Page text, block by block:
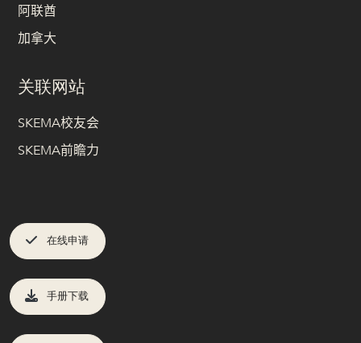
阿联酋
加拿大
关联网站
SKEMA校友会
SKEMA前瞻力
在线申请
手册下载